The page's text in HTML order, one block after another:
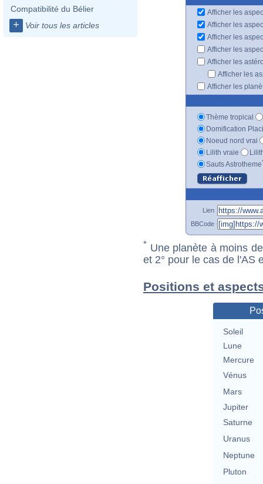
Compatibilité du Bélier
+ Voir tous les articles
Afficher les
Afficher les
Afficher les
Afficher les
Afficher les
Afficher les
Afficher les
Thème tropical
Domification
Noeud nord vrai
Lilith vraie
Sauts Astrotheme
Lien
BBCode
* Une planète à moins
et 2° pour le cas de l'AS
Positions et
Soleil
Lune
Mercure
Vénus
Mars
Jupiter
Saturne
Uranus
Neptune
Pluton